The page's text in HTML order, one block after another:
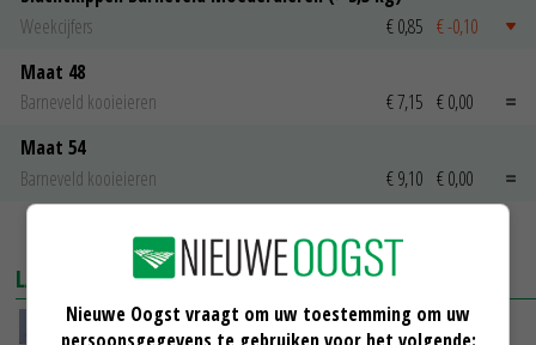
Weekcijfers
€ 0,85 € -0,10
Maat 48
Barneveld kooieieren
€ 7,15 € 0,00
Maat 54
Barneveld kooieieren
€ 9,10 € 0,00
MEER MARKTPRIJZEN
LAATSTE NIEUWS
China scherpt importeisen voor pootgoed aan
Nieuwe Oogst vraagt om uw toestemming om uw